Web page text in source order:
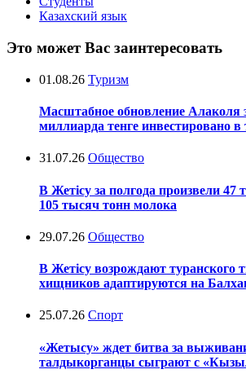
Казахский язык
Это может Вас заинтересовать
01.08.26 Туризм
Масштабное обновление Алаколя
миллиарда тенге инвестировано в
31.07.26 Общество
В Жетісу за полгода произвели 47
105 тысяч тонн молока
29.07.26 Общество
В Жетісу возрождают туранского
хищников адаптируются на
25.07.26 Спорт
«Жетысу» ждет битва за
талдыкорганцы сыграют с